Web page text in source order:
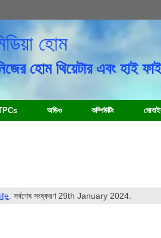
হোম
হোম থিয়েটার এবং হাই
অডিও কম্পিউটিং
. সর্বশেষ সংষ্করণ29th January 2024.